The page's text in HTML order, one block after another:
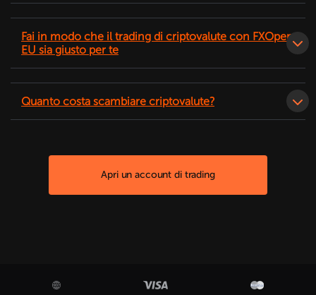
Fai in modo che il trading di criptovalute con FXOpen
EU sia giusto per te
Quanto costa scambiare criptovalute?
Apri un account di trading